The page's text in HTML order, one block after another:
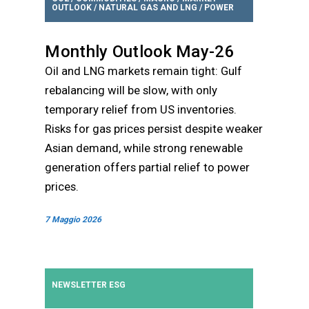
OUTLOOK / NATURAL GAS AND LNG / POWER
Monthly Outlook May-26
Oil and LNG markets remain tight: Gulf
rebalancing will be slow, with only
temporary relief from US inventories.
Risks for gas prices persist despite weaker
Asian demand, while strong renewable
generation offers partial relief to power
prices.
7 Maggio 2026
NEWSLETTER ESG